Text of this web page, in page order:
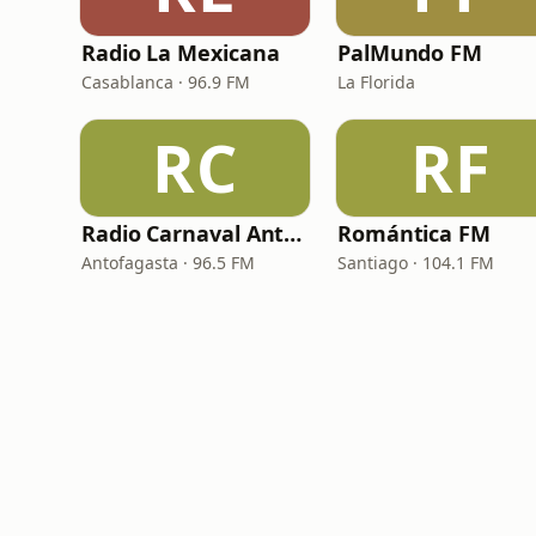
Radio La Mexicana
Casablanca · 96.9 FM
PalMundo FM
La Florida
RC
Radio Carnaval Antofagasta
Antofagasta · 96.5 FM
RF
Romántica FM
Santiago · 104.1 FM